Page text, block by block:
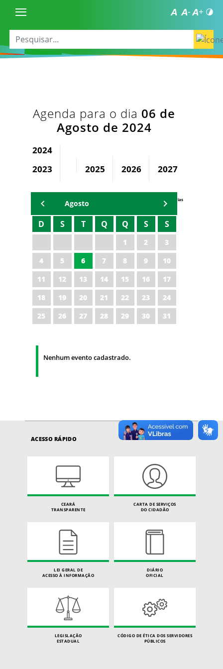
Agenda para o dia 06 de
Agosto de 2024
2024
2023
2025 2026 2027
Agenda Secretárias
Agosto
D S T Q Q S S
1 2
3
4
5 6 7 8 9
10
11
12 13 14 15 16
17
18
19 20 21 22 23
24
25
26 27 28 29 30 31
Nenhum evento cadastrado.
ACESSO RÁPIDO
CEARÁ
TRANSPARENTE
CARTA DE SERVIÇOS
DO CIDADÃO
LEI GERAL DE
ACESSO À INFORMAÇÃO
DIÁRIO
OFICIAL
LEGISLAÇÃO
ESTADUAL
CÓDIGO DE ÉTICA DOS SERVIDORES
PÚBLICOS